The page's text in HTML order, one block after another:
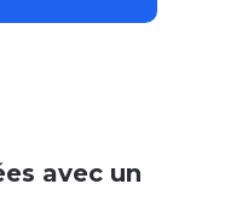
avec un